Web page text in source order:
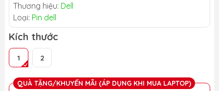
Thương hiệu: Dell
Loại: Pin dell
Kích thước
1 2
QUÀ TẶNG/KHUYẾN MÃI (ÁP DỤNG KHI MUA LAPTOP)